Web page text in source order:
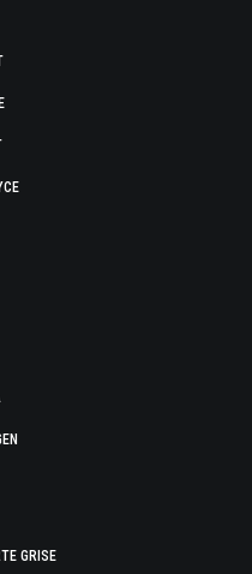
GRISE